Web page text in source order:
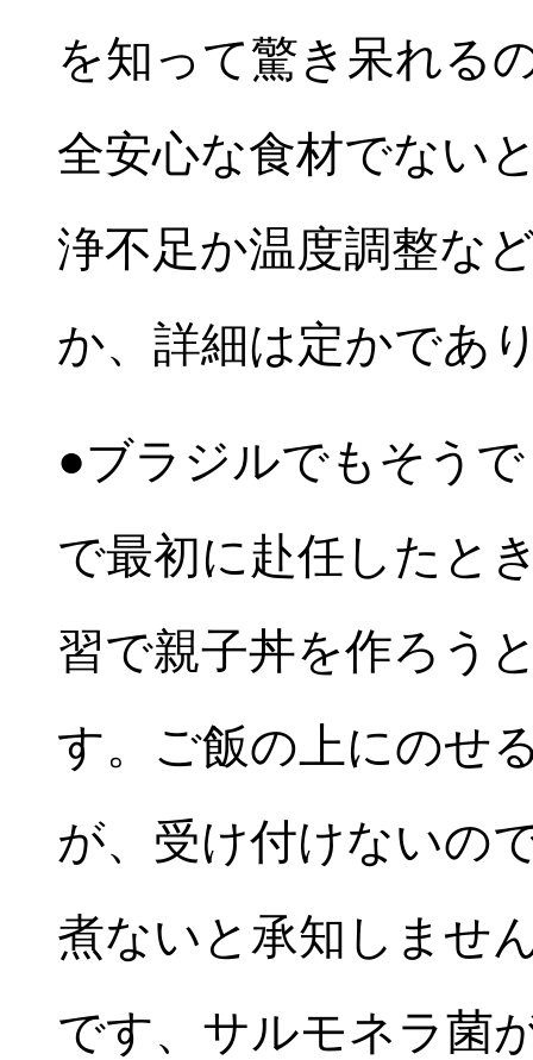
を知って驚き呆れる
全安心な食材でない
浄不足か温度調整な
か、詳細は定かであ
●ブラジルでもそう
で最初に赴任したと
習で親子丼を作ろう
す。ご飯の上にのせ
が、受け付けないの
煮ないと承知しませ
です、サルモネラ菌